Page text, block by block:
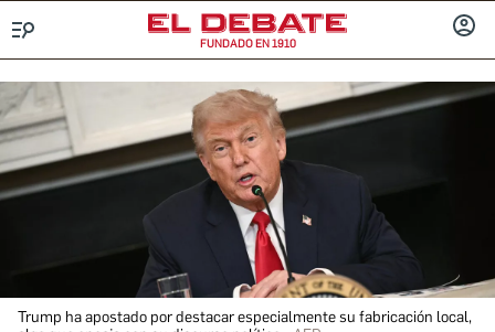
FUNDADO EN 1910
Trump ha apostado por destacar especialmente su fabricación local,